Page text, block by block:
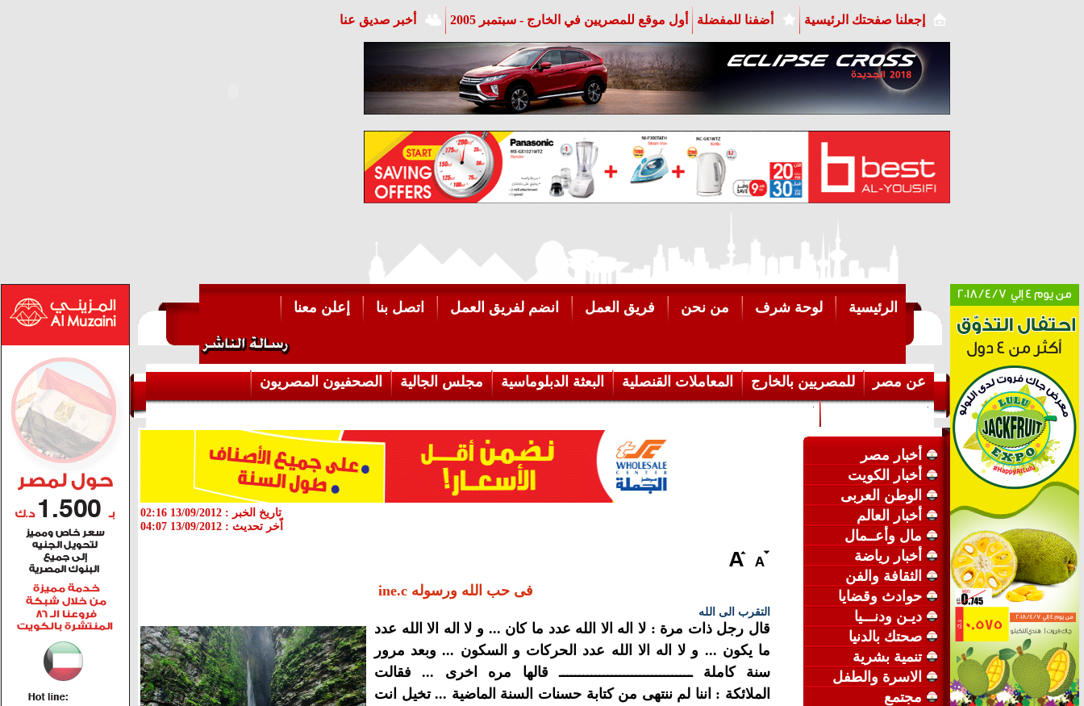
إجعلنا صفحتك الرئيسية أضفنا للمفضلة أول موقع للمصريين في الخارج - سبتمبر 2005 أخبر صديق عنا
الرئيسية لوحة شرف من نحن فريق العمل انضم لفريق العمل اتصل بنا إعلن معنا
عن مصر للمصريين بالخارج المعاملات القنصلية البعثة الدبلوماسية مجلس الجالية
الصحفيون المصريون
أخبار مصر
أخبار الكويت
الوطن العربى
أخبار العالم
مال وأعــمال
أخبار رياضة
الثقافة والفن
حوادث وقضايا
ديـن ودنـــيا
صحتك بالدنيا
تنمية بشرية
الاسرة والطفل
مجتمع
تاريخ الخبر : 13/09/2012 02:16
اّخر تحديث : 13/09/2012 04:07
فى حب الله ورسوله ine.c
التقرب الى الله
قال رجل ذات مرة : لا اله الا الله عدد ما كان ... و لا اله الا الله عدد
ما يكون ... و لا اله الا الله عدد الحركات و السكون ... وبعد مرور
سنة كاملة ـــــــــــــــــــــــــــــــــ قالها مره اخرى ... فقالت
الملائكة : اننا لم ننتهى من كتابة حسنات السنة الماضية ... تخيل انت